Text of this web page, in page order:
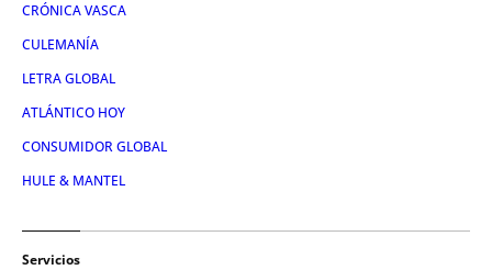
CRÓNICA VASCA
CULEMANÍA
LETRA GLOBAL
ATLÁNTICO HOY
CONSUMIDOR GLOBAL
HULE & MANTEL
Servicios